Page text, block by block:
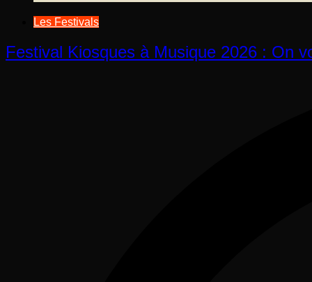
Les Festivals
Festival Kiosques à Musique 2026 : On